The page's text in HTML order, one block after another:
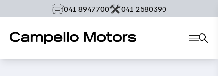
‭041 8947700‬ ‭041 2580390‬